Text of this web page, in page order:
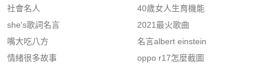
社會名人
she's歌詞名言
嘴大吃八方
情緒很多故事
40歲女人生育機能
2021最火歌曲
名言albert einstein
oppo r17怎麼截圖